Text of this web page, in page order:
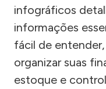
infográficos
informações
fácil de
organizar suas
estoque e